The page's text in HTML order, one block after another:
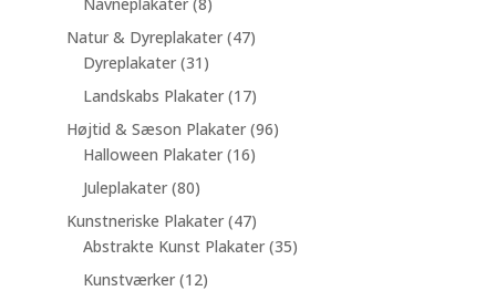
varer
Natur & Dyreplakater 4747
Dyreplakater 31 31
varer
Landskabs Plakater 1717
varer
Højtid & Sæson Plakater 9696
Halloween Plakater 1616
Juleplakater 8080
varer
Kunstneriske Plakater 4747
varer
Abstrakte Kunst Plakater 3535
Kunstværker 1212